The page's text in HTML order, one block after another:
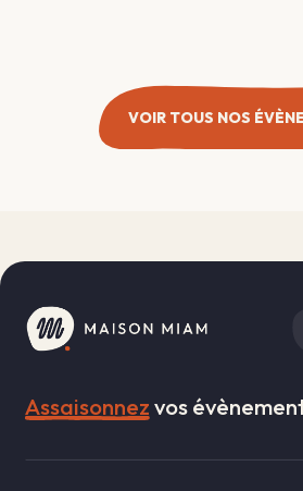
VOIR TOUS NOS
Assaisonnezvos